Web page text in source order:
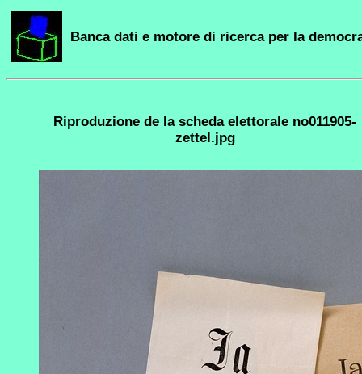
Banca dati e motore di ricerca per la
Riproduzione de la scheda elettorale no011905-
zettel.jpg